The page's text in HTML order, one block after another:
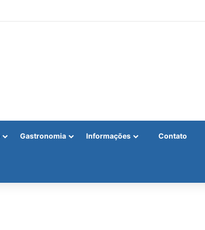
Gastronomia Informações Contato